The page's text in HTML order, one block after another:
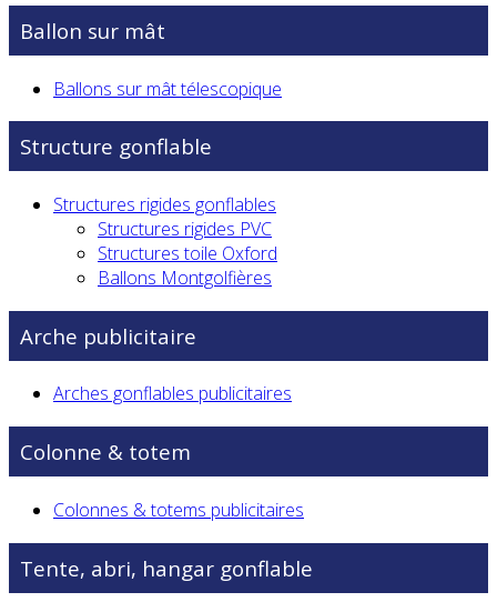
Ballon sur mât
Ballons sur mât télescopique
Structure gonflable
Structures rigides gonflables
Structures rigides PVC
Structures toile Oxford
Ballons Montgolfières
Arche publicitaire
Arches gonflables publicitaires
Colonne & totem
Colonnes & totems publicitaires
Tente, abri, hangar gonflable